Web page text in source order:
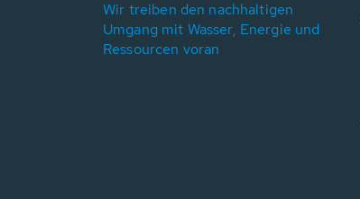
Wir treiben den nachhaltigen
Umgang mit Wasser, Energie und
Ressourcen voran